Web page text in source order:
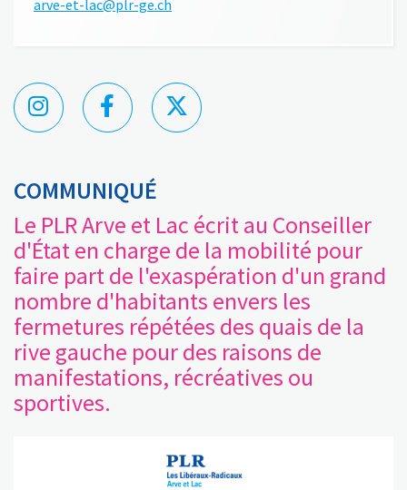
arve-et-lac@plr-ge.ch
COMMUNIQUÉ
Le PLR Arve et Lac écrit au Conseiller
d'État en charge de la mobilité pour
faire part de l'exaspération d'un grand
nombre d'habitants envers les
fermetures répétées des quais de la
rive gauche pour des raisons de
manifestations, récréatives ou
sportives.